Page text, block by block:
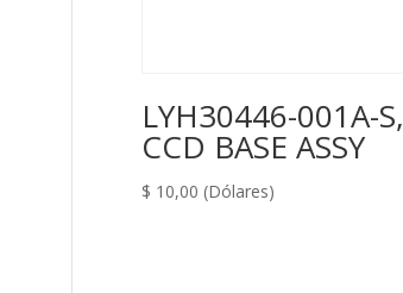
LYH30446-001A-S,
CCD BASE ASSY
$ 10,00 (Dólares)